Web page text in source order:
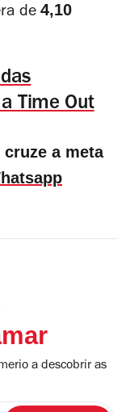
de 4,10
Time Out
a meta
a descobrir as